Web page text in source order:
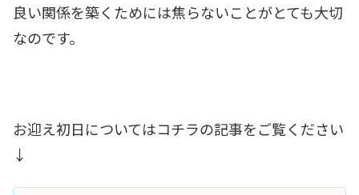
良い関係を築くためには焦らないことがとても大切
なのです。
お迎え初日についてはコチラの記事をご覧ください
↓